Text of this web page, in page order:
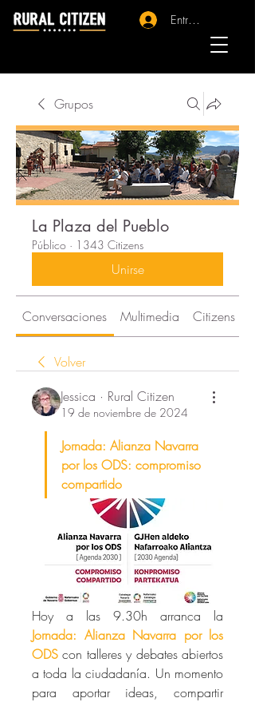
Entrar - Registro
Grupos
La Plaza del Pueblo
Público · 1343 Citizens
Unirse
Conversaciones Multimedia Citizens
Volver
Jessica · Rural Citizen
19 de noviembre de 2024
Jornada: Alianza Navarra
por los ODS: compromiso
compartido
Jornada: Alianza Navarra por los
ODS con talleres y debates abiertos
a toda la ciudadanía. Un momento
para aportar ideas, compartir